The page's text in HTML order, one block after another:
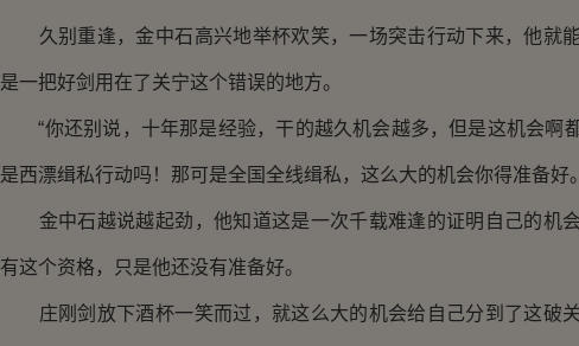
久别重逢，金中石高兴地举杯欢笑，一场突击行动下来，他就
是一把好剑用在了关宁这个错误的地方。
“你还别说，十年那是经验，干的越久机会越多，但是这机会啊
是西漂缉私行动吗！那可是全国全线缉私，这么大的机会你得准备好
金中石越说越起劲，他知道这是一次千载难逢的证明自己的机会
有这个资格，只是他还没有准备好。
庄刚剑放下酒杯一笑而过，就这么大的机会给自己分到了这破